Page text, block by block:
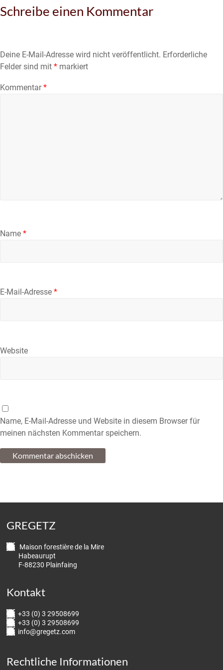
Schreibe einen Kommentar
Deine E-Mail-Adresse wird nicht veröffentlicht. Erforderliche
Felder sind mit * markiert
Kommentar*
Name *
E-Mail-Adresse *
Website
Name, E-Mail-Adresse und Website in diesem Browser für
meinen nächsten Kommentar speichern.
GREGETZ
Maison forestière de la Mire
Habeaurupt
F-88230 Plainfaing
Kontakt
+33 (0) 3 29508699
+33 (0) 3 29508699
info@gregetz.com
Rechtliche Informationen